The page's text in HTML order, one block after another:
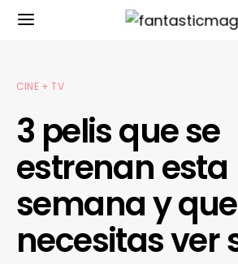
CINE + TV
3 pelis que se
estrenan esta
semana y que
necesitas ver